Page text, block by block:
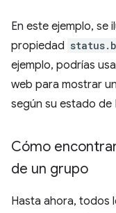
En este ejemplo, se
propiedad
ejemplo, podrías
web para mostrar
según su estado de
Cómo
de un grupo
Hasta ahora, todos